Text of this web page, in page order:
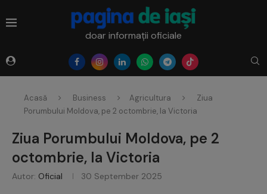
doar informații oficiale
Acasă Business Agricultura
Ziua
Porumbului Moldova, pe 2 octombrie, la Victoria
Ziua Porumbului Moldova, pe 2
octombrie, la Victoria
Autor: Oficial 30 September 2025